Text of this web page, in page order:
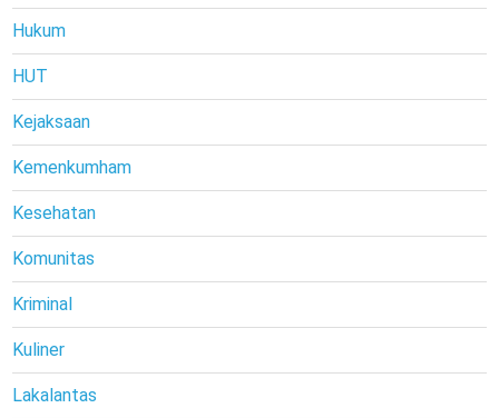
Hukum
HUT
Kejaksaan
Kemenkumham
Kesehatan
Komunitas
Kriminal
Kuliner
Lakalantas